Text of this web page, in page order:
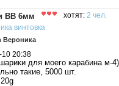
BB 6мм хотят: 2 чел.
винтовка
Вероника
20:38
для моего карабина м-4)
такие, 5000 шт.